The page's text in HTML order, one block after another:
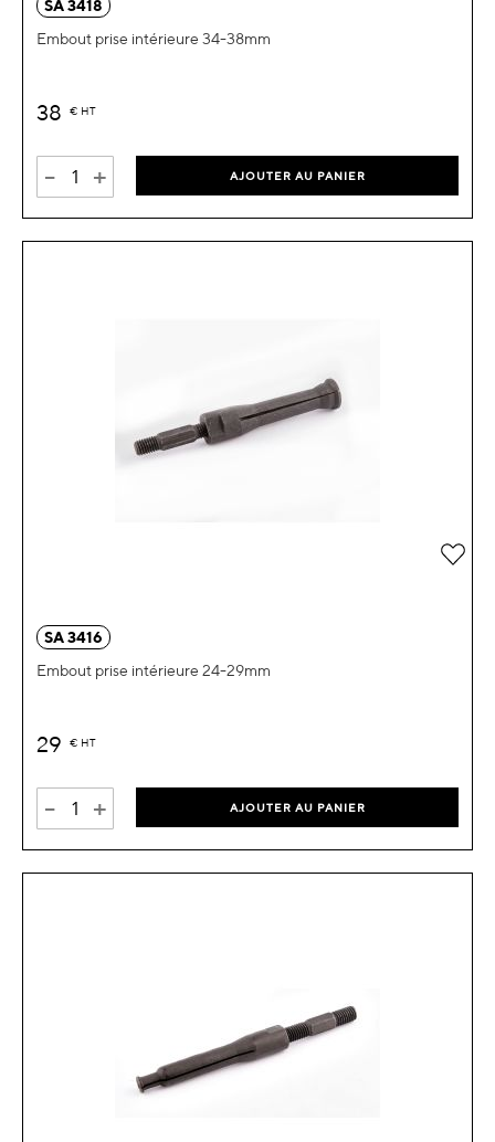
SA 3418
Embout prise intérieure 34-38mm
38 € HT
- + AJOUTER AU PANIER
SA 3416
Embout prise intérieure 24-29mm
29 € HT
- + AJOUTER AU PANIER